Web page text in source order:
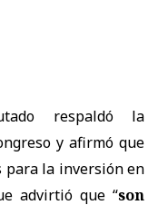
respaldó la
y afirmó que
para la inversión en
advirtió que “son